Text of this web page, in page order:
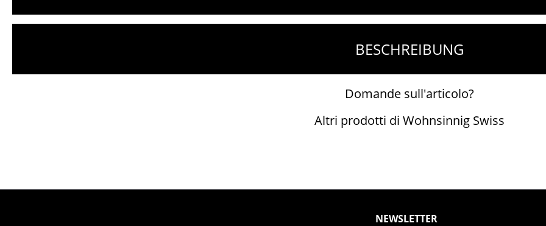
BESCHREIBUNG
Domande sull'articolo?
Altri prodotti di Wohnsinnig Swiss
NEWSLETTER